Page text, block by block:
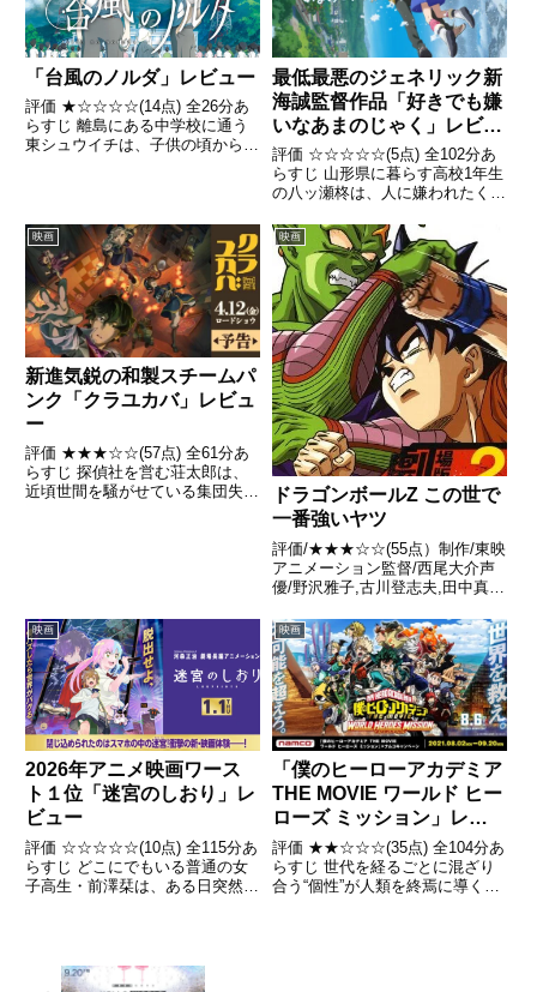
「台風のノルダ」レビュー
評価 ★☆☆☆☆(14点) 全26分あ
らすじ 離島にある中学校に通う
東シュウイチは、子供の頃から続
しまう。引用- Wikipedia
最低最悪のジェネリック新
海誠監督作品「好きでも嫌
いなあまのじゃく」レビュ
ー
評価 ☆☆☆☆☆(5点) 全102分あ
らすじ 山形県に暮らす高校1年生
の八ッ瀬柊は、人に嫌われたくな
頼まれごとを断れない性格になっ
ていた。引用- Wikipedia
映画
新進気鋭の和製スチームパ
ンク「クラユカバ」レビュ
ー
評価 ★★★☆☆(57点) 全61分あ
らすじ 探偵社を営む荘太郎は、
近頃世間を騒がせている集団失踪
映画
ドラゴンボールZ この世で
一番強いヤツ
評価/★★★☆☆(55点）制作/東映
アニメーション監督/西尾大介声
優/野沢雅子,古川登志夫,田中真弓
はこちらあらすじ天才科学者と謳
われたDr.ウィローの助手である
Dr.コーチンはドラゴンボールを
集め、永久氷壁の...
映画
2026年アニメ映画ワース
ト１位「迷宮のしおり」レ
ビュー
評価 ☆☆☆☆☆(10点) 全115分あ
らすじ どこにでもいる普通の女
子高生・前澤栞は、ある日突然ス
映画
「僕のヒーローアカデミア
THE MOVIE ワールド ヒー
ローズ ミッション」レビ
ュー
評価 ★★☆☆☆(35点) 全104分あ
らすじ 世代を経るごとに混ざり
合う“個性”が人類を終焉に導くと